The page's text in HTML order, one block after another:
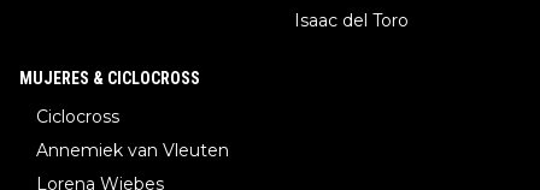
Isaac del Toro
MUJERES & CICLOCROSS
Ciclocross
Annemiek van Vleuten
Lorena Wiebes